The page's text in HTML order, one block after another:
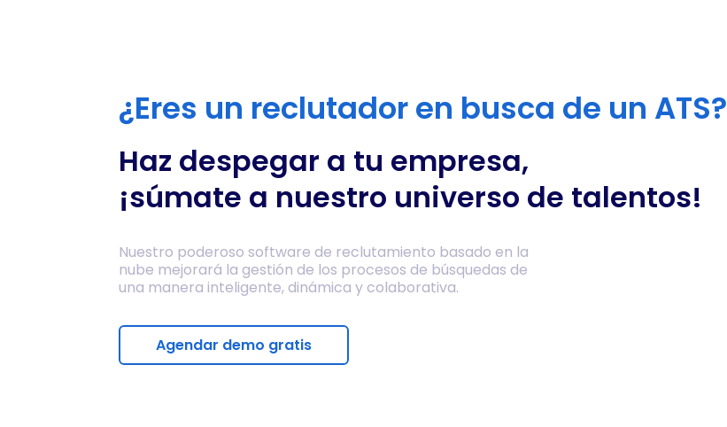
¿Eres un reclutador en busca de un ATS?
Haz despegar a tu empresa,
¡súmate a nuestro universo de talentos!
Nuestro poderoso software de reclutamiento basado en la
nube mejorará la gestión de los procesos de búsquedas de
una manera inteligente, dinámica y colaborativa.
Agendar demo gratis